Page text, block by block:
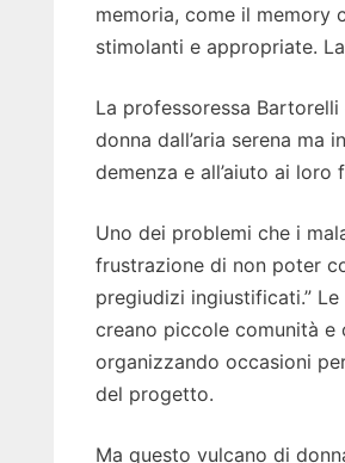
memoria, come il memory
stimolanti e appropriate.
La professoressa
donna dall’aria serena
demenza e all’aiuto ai
Uno dei problemi che i
frustrazione di non poter
pregiudizi ingiustificati.”
creano piccole comunità
organizzando occasioni
del progetto.
Ma questo vulcano di